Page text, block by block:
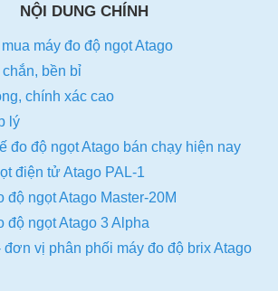
NỘI DUNG CHÍNH
máy đo độ ngọt Atago
bền bỉ
chính xác cao
lý
đo độ ngọt Atago bán chạy hiện nay
điện tử Atago PAL-1
độ ngọt Atago Master-20M
độ ngọt Atago 3 Alpha
đơn vị phân phối máy đo độ brix Atago